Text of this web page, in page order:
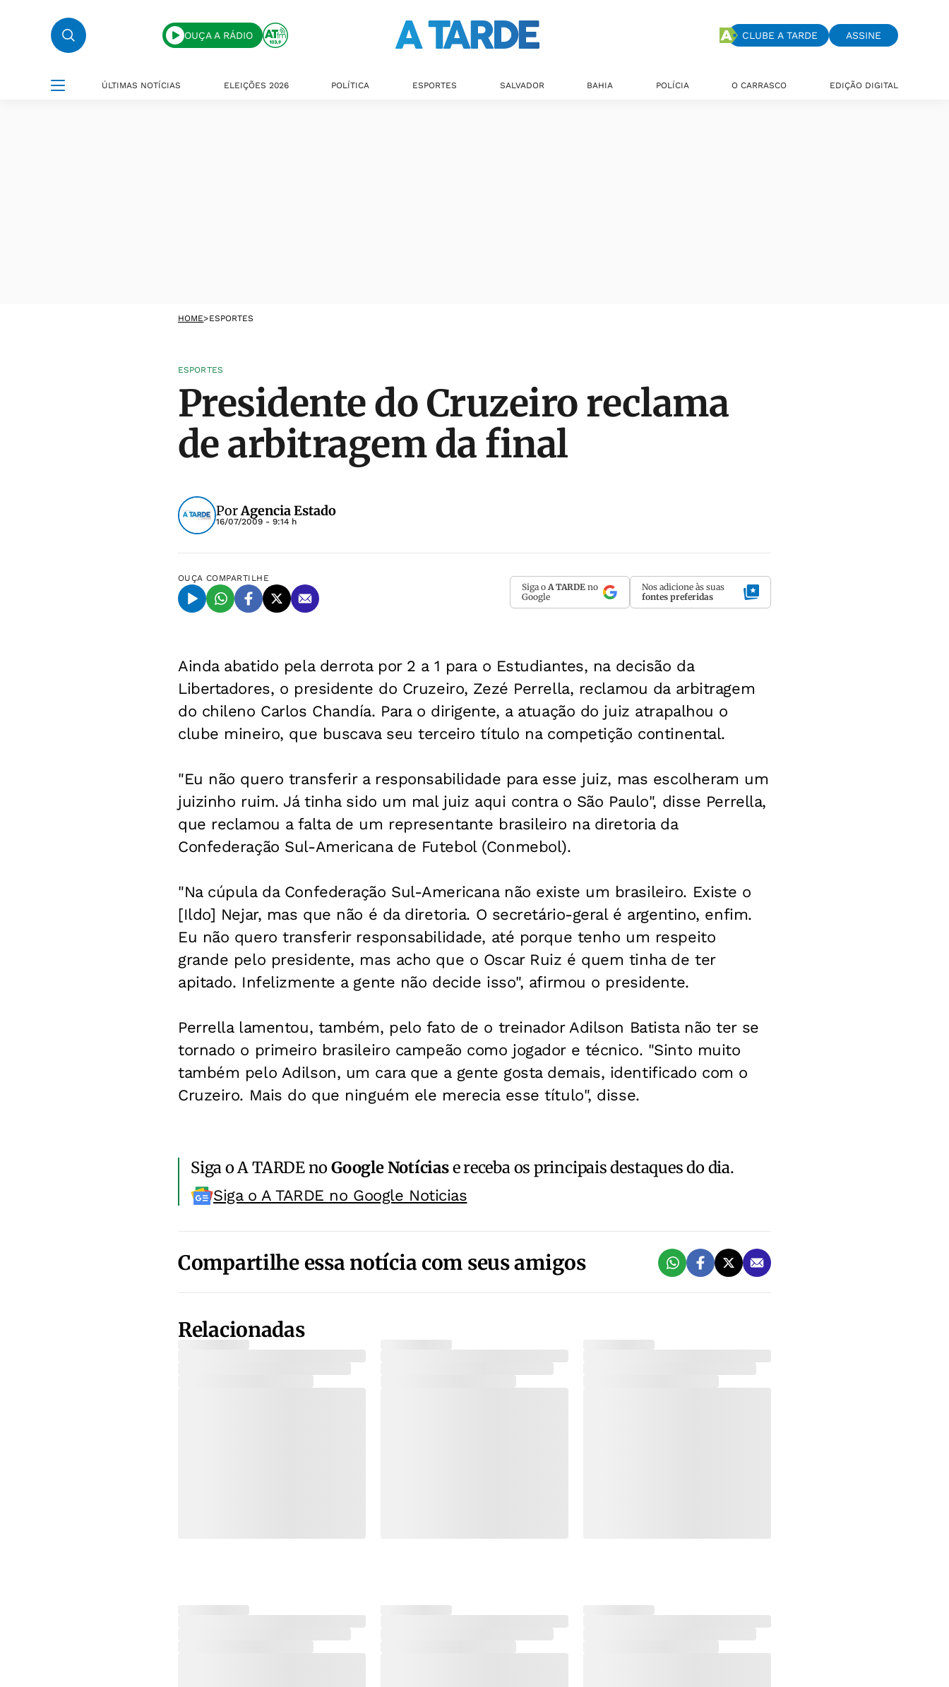
OUÇA A RÁDIO CLUBE A TARDE ASSINE
ÚLTIMAS NOTÍCIAS ELEIÇÕES 2026 POLÍTICA ESPORTES SALVADOR BAHIA POLÍCIA O CARRASCO EDIÇÃO DIGITAL
HOME>ESPORTES
ESPORTES
Presidente do Cruzeiro reclama
de arbitragem da final
PorAgencia Estado
16/07/2009 - 9:14 h
OUÇA COMPARTILHE
Siga o A TARDE no
Google
Nos adicione às suas
fontes preferidas
Ainda abatido pela derrota por 2 a 1 para o Estudiantes, na decisão da
Libertadores, o presidente do Cruzeiro, Zezé Perrella, reclamou da arbitragem
do chileno Carlos Chandía. Para o dirigente, a atuação do juiz atrapalhou o
clube mineiro, que buscava seu terceiro título na competição continental.
"Eu não quero transferir a responsabilidade para esse juiz, mas escolheram um
juizinho ruim. Já tinha sido um mal juiz aqui contra o São Paulo", disse Perrella,
que reclamou a falta de um representante brasileiro na diretoria da
Confederação Sul-Americana de Futebol (Conmebol).
"Na cúpula da Confederação Sul-Americana não existe um brasileiro. Existe o
[Ildo] Nejar, mas que não é da diretoria. O secretário-geral é argentino, enfim.
Eu não quero transferir responsabilidade, até porque tenho um respeito
grande pelo presidente, mas acho que o Oscar Ruiz é quem tinha de ter
apitado. Infelizmente a gente não decide isso", afirmou o presidente.
Perrella lamentou, também, pelo fato de o treinador Adilson Batista não ter se
tornado o primeiro brasileiro campeão como jogador e técnico. "Sinto muito
também pelo Adilson, um cara que a gente gosta demais, identificado com o
Cruzeiro. Mais do que ninguém ele merecia esse título", disse.
Siga o A TARDE noGoogle Notíciase receba os principais destaques do dia.
Siga o A TARDE no Google Noticias
Compartilhe essa notícia com seus amigos
Relacionadas